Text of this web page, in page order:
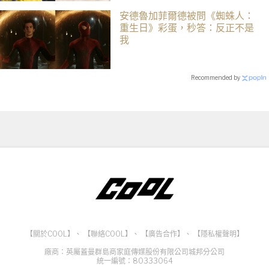
安德魯加菲爾德被問《蜘蛛人：
重生日》彩蛋，秒答：反正不是
我
Recommended by
【關於COOL】 、 【聯絡COOL】 、 【廣告合作】 、
【隱私權聲明】
廠商：英屬蓋曼群島商家庭傳媒股份有限公司城邦分公司
統一編號：80333064